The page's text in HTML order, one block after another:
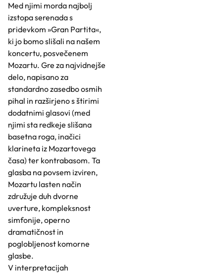
Med njimi morda najbolj
izstopa serenada s
pridevkom »Gran Partita«,
ki jo bomo slišali na našem
koncertu, posvečenem
Mozartu. Gre za najvidnejše
delo, napisano za
standardno zasedbo osmih
pihal in razširjeno s štirimi
dodatnimi glasovi (med
njimi sta redkeje slišana
basetna roga, inačici
klarineta iz Mozartovega
časa) ter kontrabasom. Ta
glasba na povsem izviren,
Mozartu lasten način
združuje duh dvorne
uverture, kompleksnost
simfonije, operno
dramatičnost in
poglobljenost komorne
glasbe.
V interpretacijah